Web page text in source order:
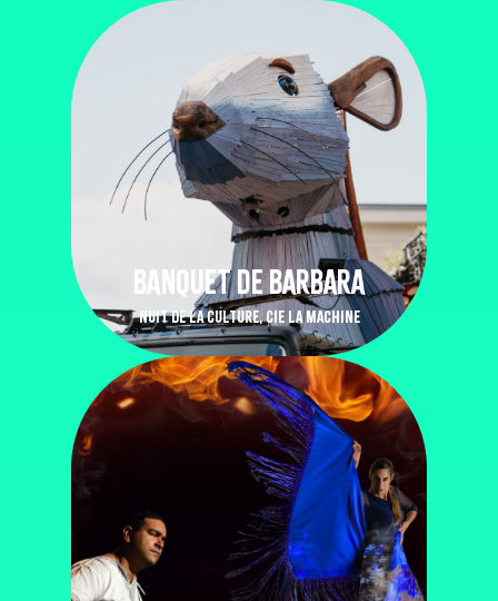
BANQUET DE BARBARA
NUIT DE LA CULTURE, CIE LA MACHINE